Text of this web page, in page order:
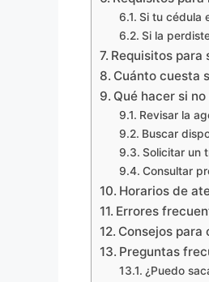
Si tu cédula
Si la
Requisitos para
Cuánto cuesta
Qué hacer si
Revisar la
Buscar
Solicitar un
Consultar
Horarios de
Errores
Consejos para
Preguntas
¿Puedo